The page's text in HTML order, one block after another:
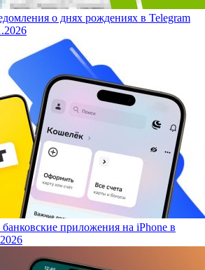
о днях рождениях в Telegram
приложения на iPhone в